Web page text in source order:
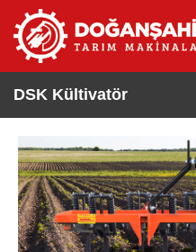
DSK Kültivatör